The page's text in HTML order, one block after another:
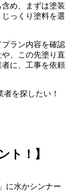
め、まずは塗装
っくり塗料を選
ラン内容を確認
、この先塗り直
に、工事を依頼
を探したい！
ト！】
に水かシンナー